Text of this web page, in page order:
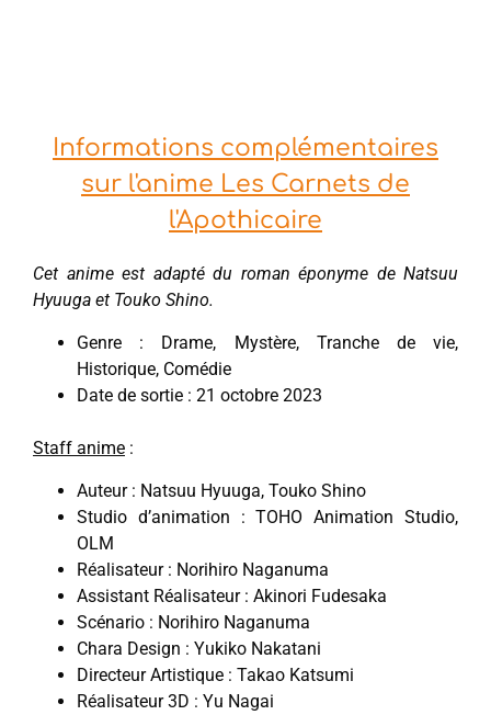
Informations complémentaires
sur l'anime Les Carnets de
l'Apothicaire
Cet anime est adapté du roman éponyme de Natsuu
Hyuuga et Touko Shino.
Genre : Drame, Mystère, Tranche de vie,
Historique, Comédie
Date de sortie : 21 octobre 2023
Staff anime :
Auteur : Natsuu Hyuuga, Touko Shino
Studio d’animation : TOHO Animation Studio,
OLM
Réalisateur : Norihiro Naganuma
Assistant Réalisateur : Akinori Fudesaka
Scénario : Norihiro Naganuma
Chara Design : Yukiko Nakatani
Directeur Artistique : Takao Katsumi
Réalisateur 3D : Yu Nagai